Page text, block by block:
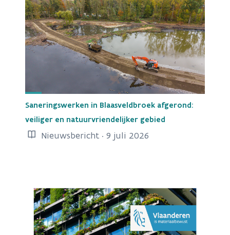
Saneringswerken in Blaasveldbroek afgerond:
veiliger en natuurvriendelijker gebied
Nieuwsbericht · 9 juli 2026